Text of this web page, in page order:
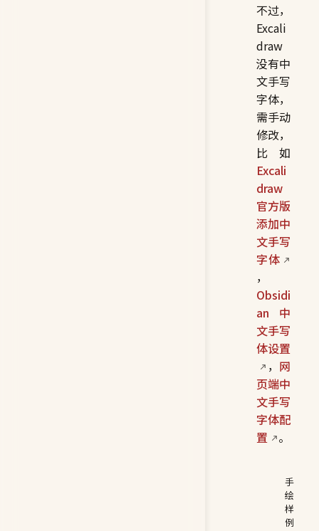
不过，
Excali
draw
没有中
文手写
字体，
需手动
修改，
比如
Excali
draw
官方版
添加中
文手写
字体
，
Obsidi
an 中
文手写
体设置
， 网
页端中
文手写
字体配
置
。
手
绘
样
例